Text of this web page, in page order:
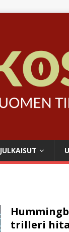
JULKAISUT
trilleri